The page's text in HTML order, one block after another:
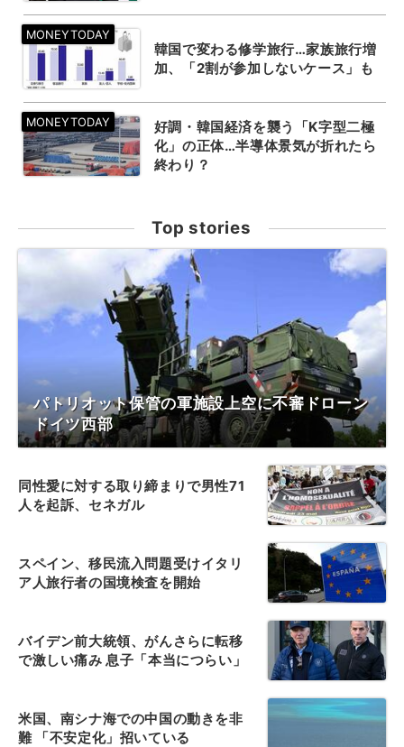
韓国で変わる修学旅行…家族旅行増
加、「2割が参加しないケース」も
好調・韓国経済を襲う「K字型二極
化」の正体…半導体景気が折れたら
終わり？
Top stories
パトリオット保管の軍施設上空に不審ドローン
ドイツ西部
同性愛に対する取り締まりで男性71
人を起訴、セネガル
スペイン、移民流入問題受けイタリ
ア人旅行者の国境検査を開始
バイデン前大統領、がんさらに転移
で激しい痛み 息子「本当につらい」
米国、南シナ海での中国の動きを非
難 「不安定化」招いている